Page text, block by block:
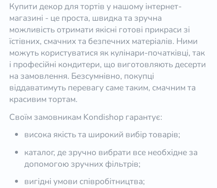
Купити декор для тортів у нашому інтернет-
магазині - це проста, швидка та зручна
можливість отримати якісні готові прикраси зі
їстівних, смачних та безпечних матеріалів. Ними
можуть користуватися як кулінари-початківці, так
і професійні кондитери, що виготовляють десерти
на замовлення. Безсумнівно, покупці
віддаватимуть перевагу саме таким, смачним та
красивим тортам.
Своїм замовникам Kondishop гарантує:
висока якість та широкий вибір товарів;
каталог, де зручно вибрати все необхідне за
допомогою зручних фільтрів;
вигідні умови співробітництва;